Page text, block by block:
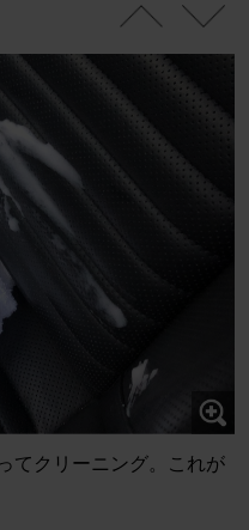
てクリーニング。これが